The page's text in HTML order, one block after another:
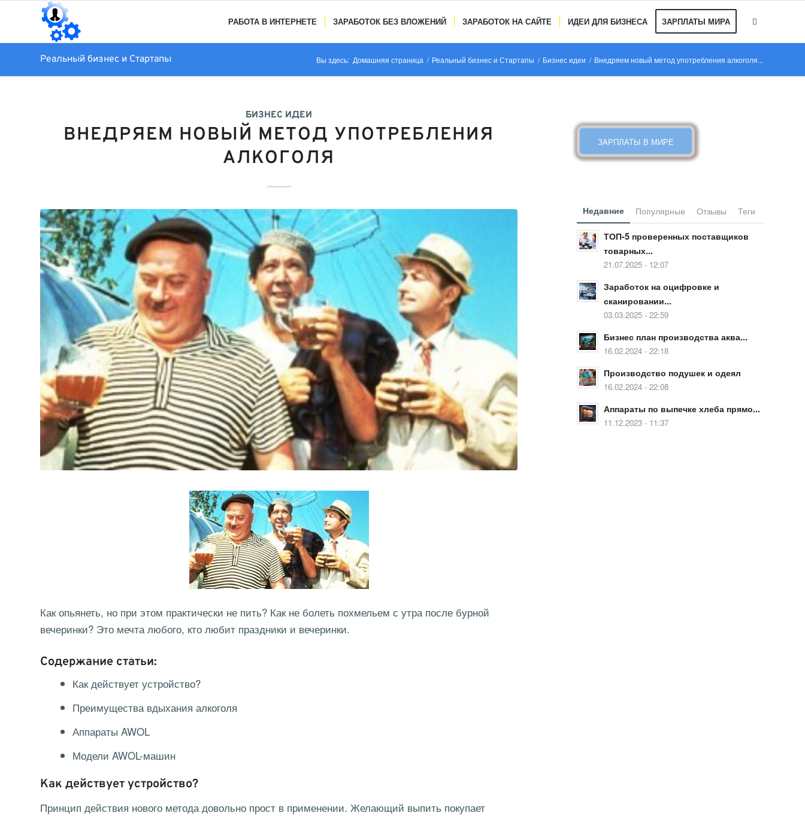
РАБОТА В ИНТЕРНЕТЕ ЗАРАБОТОК БЕЗ ВЛОЖЕНИЙ ЗАРАБОТОК НА САЙТЕ ИДЕИ ДЛЯ БИЗНЕСА ЗАРПЛАТЫ МИРА
Реальный бизнес и Стартапы Вы здесь: Домашняя страница / Реальный бизнес и Стартапы / Бизнес идеи / Внедряем новый метод употребления алкоголя...
БИЗНЕС ИДЕИ
ВНЕДРЯЕМ НОВЫЙ МЕТОД УПОТРЕБЛЕНИЯ
АЛКОГОЛЯ
Как опьянеть, но при этом практически не пить? Как не болеть похмельем с утра после бурной
вечеринки? Это мечта любого, кто любит праздники и вечеринки.
Содержание статьи:
Как действует устройство?
Преимущества вдыхания алкоголя
Аппараты AWOL
Модели AWOL-машин
Как действует устройство?
Принцип действия нового метода довольно прост в применении. Желающий выпить покупает
ЗАРПЛАТЫ В МИРЕ
Недавние Популярные Отзывы Теги
ТОП-5 проверенных поставщиков
товарных...
21.07.2025 - 12:07
Заработок на оцифровке и
сканировании...
03.03.2025 - 22:59
Бизнес план производства аква...
16.02.2024 - 22:18
Производство подушек и одеял
16.02.2024 - 22:08
Аппараты по выпечке хлеба прямо...
11.12.2023 - 11:37